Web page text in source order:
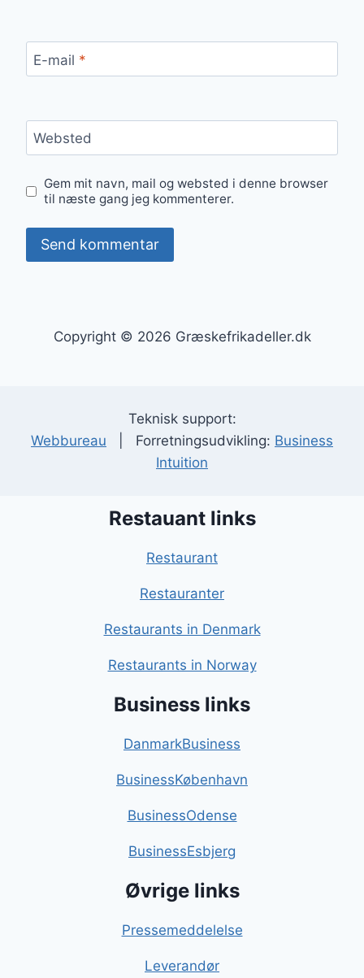
E-mail *
Websted
Gem mit navn, mail og websted i denne browser
til næste gang jeg kommenterer.
Copyright © 2026 Græskefrikadeller.dk
Teknisk support:
Webbureau | Forretningsudvikling: Business
Intuition
Restauant links
Restaurant
Restauranter
Restaurants in Denmark
Restaurants in Norway
Business links
DanmarkBusiness
BusinessKøbenhavn
BusinessOdense
BusinessEsbjerg
Øvrige links
Pressemeddelelse
Leverandør